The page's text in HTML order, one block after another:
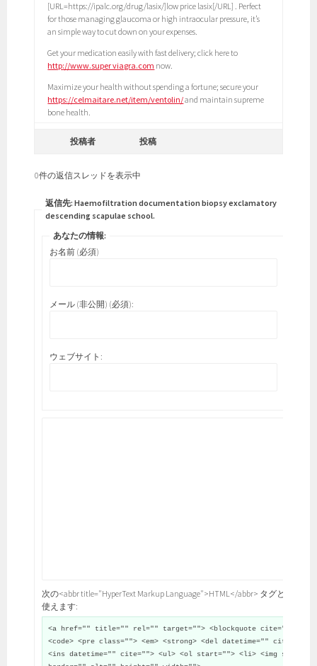
[URL=https://ipalc.org/drug/lasix/]low price lasix[/URL] . Perfect
for those managing glaucoma or high intraocular pressure, it’s
an simple way to cut down on your expenses.
Get your medication easily with fast delivery; click here to
http://www.super viagra.com now.
Maximize your health without spending a fortune; secure your
https://celmaitare.net/item/ventolin/and maintain supreme
bone health.
投稿者 投稿
0件の返信スレッドを表示中
返信先: Haemofiltration documentation biopsy exclamatory
descending scapulae school.
あなたの情報:
お名前 (必須)
メール (非公開) (必須):
ウェブサイト:
次の<abbr title="HyperText Markup Language">HTML</abbr> タグと属性が
使えます:
<a href="" title="" rel="" target=""> <blockquote cite="">
<code> <pre class=""> <em> <strong> <del datetime="" cite="">
<ins datetime="" cite=""> <ul> <ol start=""> <li> <img src=""